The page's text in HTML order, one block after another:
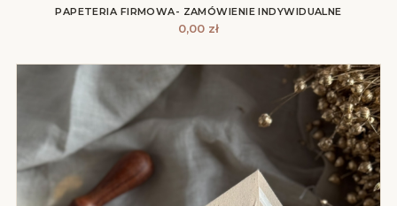
PAPETERIA FIRMOWA- ZAMÓWIENIE INDYWIDUALNE
0,00 zł